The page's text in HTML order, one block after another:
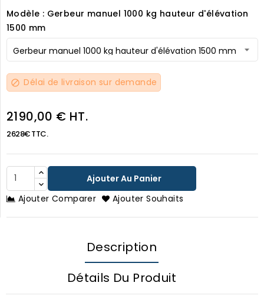
Modèle : Gerbeur manuel 1000 kg hauteur d'élévation
1500 mm
block Délai de livraison sur demande
2190,00 € HT.
2628€ TTC.
Ajouter Au Panier
Ajouter Comparer
Ajouter Souhaits
Description
Détails Du Produit